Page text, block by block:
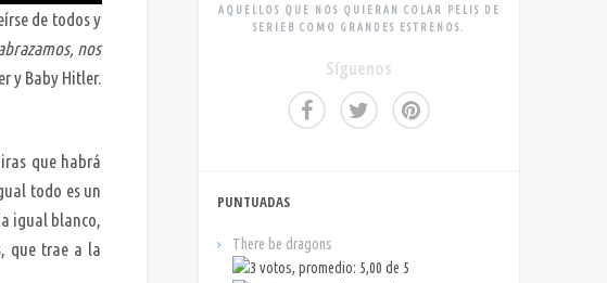
de todos y
nos
y Baby Hitler.
que habrá
todo es un
igual blanco,
que trae a la
AQUELLOS QUE NOS QUIERAN COLAR PELIS DE
SERIEB COMO GRANDES ESTRENOS.
Síguenos
PUNTUADAS
There be dragons